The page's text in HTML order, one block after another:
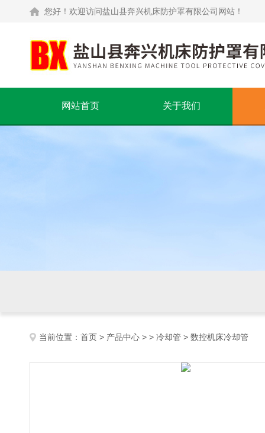
您好！欢迎访问盐山县奔兴机床防护罩有限公司网站！
网站首页 关于我们
当前位置： 首页 > 产品中心 > > 冷却管 > 数控机床冷却管